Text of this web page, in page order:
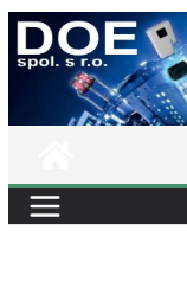
Přeskočit
na